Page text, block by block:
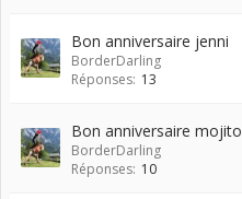
Bon anniversaire jenni
BorderDarling
Réponses: 13
Bon anniversaire mojito
BorderDarling
Réponses: 10